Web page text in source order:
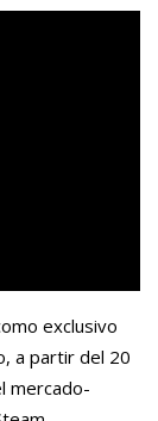
exclusivo
a partir del 20
mercado-